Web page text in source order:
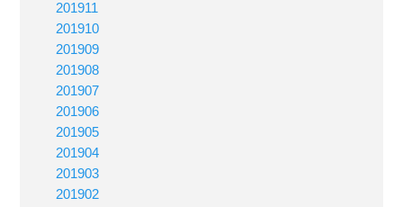
201911
201910
201909
201908
201907
201906
201905
201904
201903
201902